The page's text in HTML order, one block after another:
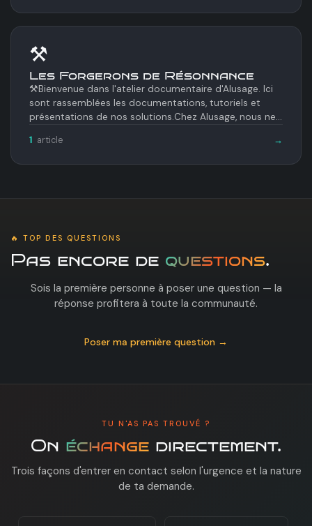
⚒️
Les Forgerons de Résonnance
⚒️Bienvenue dans l'atelier documentaire d'Alusage. Ici
sont rassemblées les documentations, tutoriels et
présentations de nos solutions.Chez Alusage, nous ne…
1 article →
🔥 TOP DES QUESTIONS
Pas encore de questions.
Sois la première personne à poser une question — la
réponse profitera à toute la communauté.
Poser ma première question →
TU N'AS PAS TROUVÉ ?
On échange directement.
Trois façons d'entrer en contact selon l'urgence et la nature
de ta demande.